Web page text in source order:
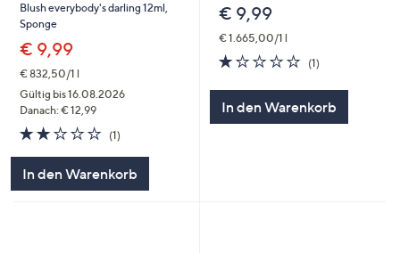
Blush everybody's darling 12ml,
Sponge
€ 9,99
€ 832,50/1 l
Gültig bis 16.08.2026
Danach: € 12,99
2.0
von
(1)1
In den Warenkorb
€ 9,99
€ 1.665,00/1 l
1.0
von
5
(1)1
In den Warenkorb